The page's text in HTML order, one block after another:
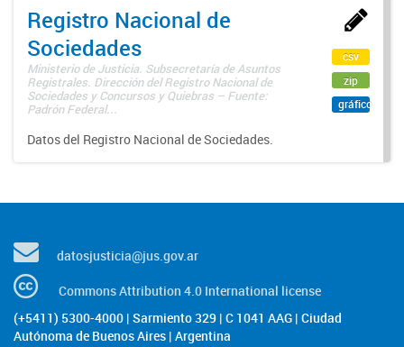
Registro Nacional de
Sociedades
Ministerio de Justicia. Subsecretaría de Asuntos
Registrales. Dirección del Registro Nacional de
Sociedades y Concursos y Quiebras – Fuente:
Padrón Federal...
Datos del Registro Nacional de Sociedades.
csv
zip
gráfico
datosjusticia@jus.gov.ar
Commons Attribution 4.0 International license
(+5411) 5300-4000 | Sarmiento 329 | C 1041 AAG | Ciudad
Autónoma de Buenos Aires | Argentina